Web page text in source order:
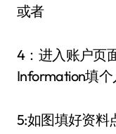
或者
4：进入账户页
Information填个
5:如图填好资料